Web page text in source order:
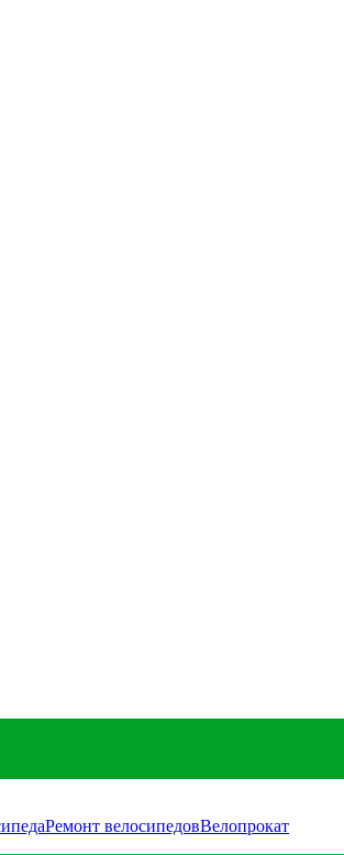
Ремонт велосипедовВелопрокат